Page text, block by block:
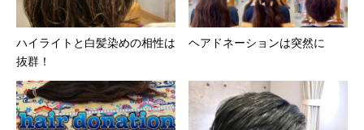
ハイライトと白髪染めの相性は
抜群！
ヘアドネーションは突然に